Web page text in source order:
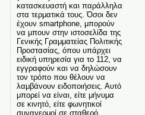
κατασκευαστή και παράλληλα
στα τερματικά τους. Όσοι δεν
έχουν smartphone, μπορούν
να μπουν στην ιστοσελίδα της
Γενικής Γραμματείας Πολιτικής
Προστασίας, όπου υπάρχει
ειδική υπηρεσία για το 112, να
εγγραφούν και να δηλώσουν
τον τρόπο που θέλουν να
λαμβάνουν ειδοποιήσεις. Αυτό
μπορεί να είναι, είτε μήνυμα
σε κινητό, είτε φωνητικοί
συναγερμοί σε σταθερό